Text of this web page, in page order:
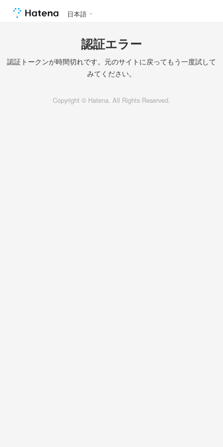
日本語
認証エラー
認証トークンが時間切れです。元のサイトに戻ってもう一度試して
みてください。
Copyright © Hatena. All Rights Reserved.